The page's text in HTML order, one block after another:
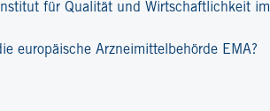
für Qualität und Wirtschaftlichkeit im
europäische Arzneimittelbehörde EMA?